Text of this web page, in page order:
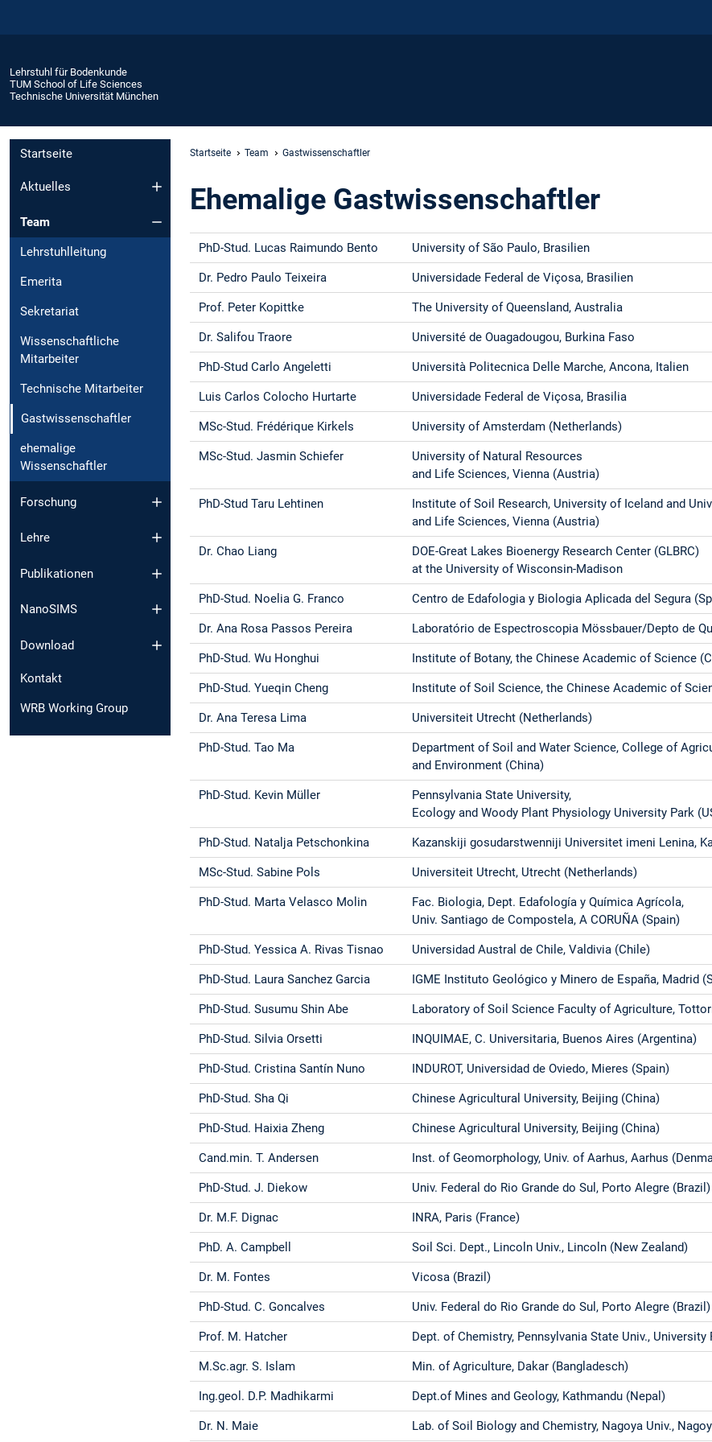
Lehrstuhl für Bodenkunde
TUM School of Life Sciences
Technische Universität München
Startseite
Aktuelles
Team
Lehrstuhlleitung
Emerita
Sekretariat
Wissenschaftliche
Mitarbeiter
Technische Mitarbeiter
Gastwissenschaftler
ehemalige
Wissenschaftler
Forschung
Lehre
Publikationen
NanoSIMS
Download
Kontakt
WRB Working Group
Startseite Team Gastwissenschaftler
Ehemalige Gastwissenschaftler
PhD-Stud. Lucas Raimundo Bento University of São Paulo, Brasilien
Dr. Pedro Paulo Teixeira Universidade Federal de Viçosa, Brasilien
Prof. Peter Kopittke The University of Queensland, Australia
Dr. Salifou Traore Université de Ouagadougou, Burkina Faso
PhD-Stud Carlo Angeletti Università Politecnica Delle Marche, Ancona, Italien
Luis Carlos Colocho Hurtarte Universidade Federal de Viçosa, Brasilia
MSc-Stud. Frédérique Kirkels University of Amsterdam (Netherlands)
MSc-Stud. Jasmin Schiefer
University of Natural Resources
and Life Sciences, Vienna (Austria)
PhD-Stud Taru Lehtinen
Institute of Soil Research, University of Iceland and
and Life Sciences, Vienna (Austria)
Dr. Chao Liang
DOE-Great Lakes Bioenergy Research Center (GLBRC)
at the University of Wisconsin-Madison
PhD-Stud. Noelia G. Franco Centro de Edafologia y Biologia Aplicada del Segura
Dr. Ana Rosa Passos Pereira Laboratório de Espectroscopia Mössbauer/Depto de
PhD-Stud. Wu Honghui Institute of Botany, the Chinese Academic of Science
PhD-Stud. Yueqin Cheng Institute of Soil Science, the Chinese Academic of
Dr. Ana Teresa Lima Universiteit Utrecht (Netherlands)
PhD-Stud. Tao Ma
Department of Soil and Water Science, College of
and Environment (China)
PhD-Stud. Kevin Müller
Pennsylvania State University,
Ecology and Woody Plant Physiology University Park
PhD-Stud. Natalja Petschonkina Kazanskiji gosudarstwenniji Universitet imeni Lenina,
MSc-Stud. Sabine Pols Universiteit Utrecht, Utrecht (Netherlands)
PhD-Stud. Marta Velasco Molin
Fac. Biologia, Dept. Edafología y Química Agrícola,
Univ. Santiago de Compostela, A CORUÑA (Spain)
PhD-Stud. Yessica A. Rivas Tisnao Universidad Austral de Chile, Valdivia (Chile)
PhD-Stud. Laura Sanchez Garcia IGME Instituto Geológico y Minero de España, Madrid
PhD-Stud. Susumu Shin Abe Laboratory of Soil Science Faculty of Agriculture,
PhD-Stud. Silvia Orsetti INQUIMAE, C. Universitaria, Buenos Aires (Argentina)
PhD-Stud. Cristina Santín Nuno INDUROT, Universidad de Oviedo, Mieres (Spain)
PhD-Stud. Sha Qi Chinese Agricultural University, Beijing (China)
PhD-Stud. Haixia Zheng Chinese Agricultural University, Beijing (China)
Cand.min. T. Andersen Inst. of Geomorphology, Univ. of Aarhus, Aarhus
PhD-Stud. J. Diekow Univ. Federal do Rio Grande do Sul, Porto Alegre (Brazil)
Dr. M.F. Dignac INRA, Paris (France)
PhD. A. Campbell Soil Sci. Dept., Lincoln Univ., Lincoln (New Zealand)
Dr. M. Fontes Vicosa (Brazil)
PhD-Stud. C. Goncalves Univ. Federal do Rio Grande do Sul, Porto Alegre (Brazil)
Prof. M. Hatcher Dept. of Chemistry, Pennsylvania State Univ., University
M.Sc.agr. S. Islam Min. of Agriculture, Dakar (Bangladesch)
Ing.geol. D.P. Madhikarmi Dept.of Mines and Geology, Kathmandu (Nepal)
Dr. N. Maie Lab. of Soil Biology and Chemistry, Nagoya Univ.,